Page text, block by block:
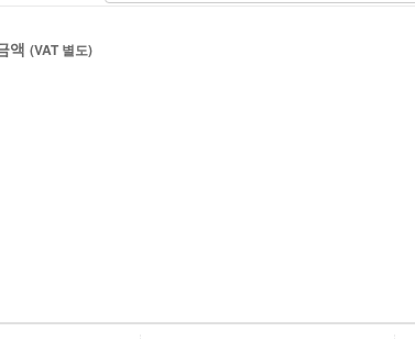
액 (VAT 별도)